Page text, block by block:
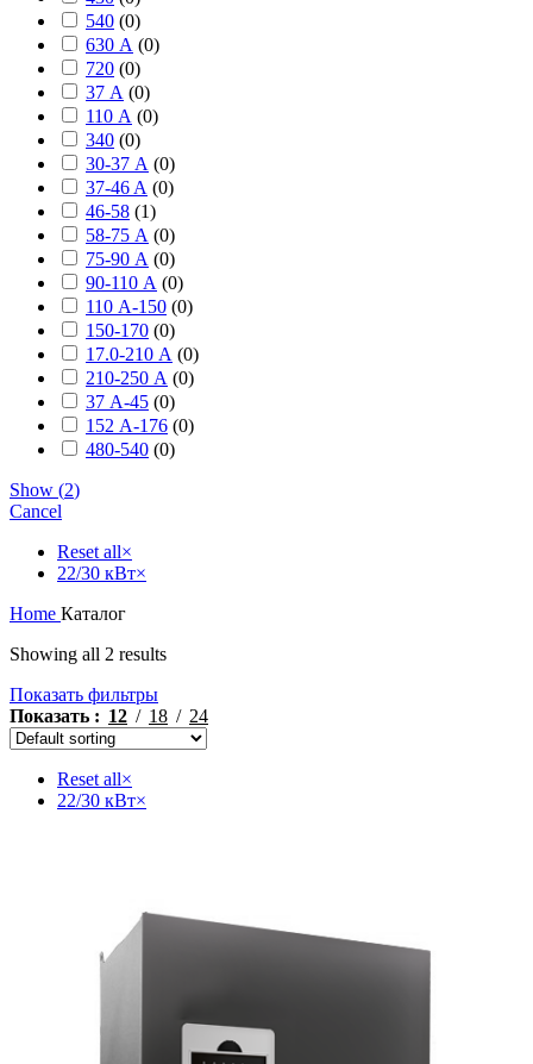
540 (0)
630 А (0)
720 (0)
37 А (0)
110 А (0)
340 (0)
30-37 А (0)
37-46 A (0)
46-58 (1)
58-75 А (0)
75-90 А (0)
90-110 А (0)
110 А-150 (0)
150-170 (0)
17.0-210 А (0)
210-250 А (0)
37 А-45 (0)
152 А-176 (0)
480-540 (0)
Show (2)
Cancel
Reset all×
22/30 кВт×
Home Каталог
Showing all 2 results
Показать фильтры
Показать
12 18 24
Reset all×
22/30 кВт×